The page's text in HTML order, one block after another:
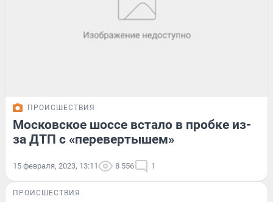
ПРОИСШЕСТВИЯ
Московское шоссе встало в пробке из-
за ДТП с «перевертышем»
15 февраля, 2023, 13:11 8 556 1
ПРОИСШЕСТВИЯ